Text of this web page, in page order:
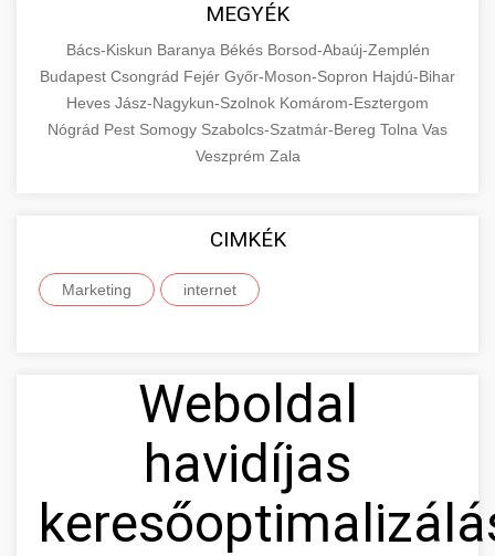
MEGYÉK
Bács-Kiskun Baranya Békés Borsod-Abaúj-Zemplén
Budapest Csongrád Fejér Győr-Moson-Sopron Hajdú-Bihar
Heves Jász-Nagykun-Szolnok Komárom-Esztergom
Nógrád Pest Somogy Szabolcs-Szatmár-Bereg Tolna Vas
Veszprém Zala
CIMKÉK
Marketing internet
Weboldal
havidíjas